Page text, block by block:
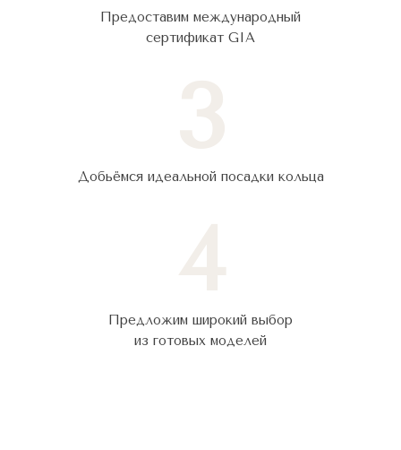
Предоставим международный
сертификат GIA
Добьёмся идеальной посадки кольца
Предложим широкий выбор
из готовых моделей